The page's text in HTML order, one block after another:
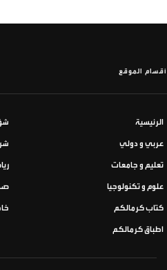
أقسام الموقع
الرئيسية
عربي و دولي
تعليم و جامعات
علوم و تكنولوجيا
كتاب كرمالكم
اطباق كرمالكم